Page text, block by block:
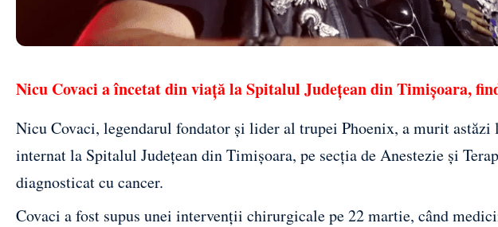
Nicu Covaci a încetat din viață la Spitalul Județean din Timișoara,
Nicu Covaci, legendarul fondator și lider al trupei Phoenix, a murit astăzi
internat la Spitalul Județean din Timișoara, pe secția de Anestezie și
diagnosticat cu cancer.
Covaci a fost supus unei intervenții chirurgicale pe 22 martie, când